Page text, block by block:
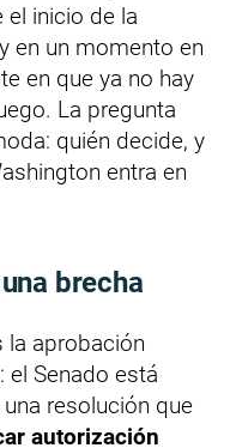
inicio de la
en un momento en
en que ya no hay
La pregunta
quién decide, y
entra en
brecha
la aprobación
el Senado está
resolución que
autorización